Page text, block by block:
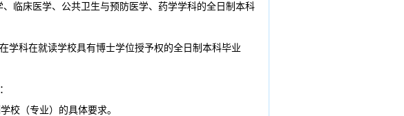
临床医学、公共卫生与预防医学、药学学科的全日制本科
学科在就读学校具有博士学位授予权的全日制本科毕业
校（专业）的具体要求。